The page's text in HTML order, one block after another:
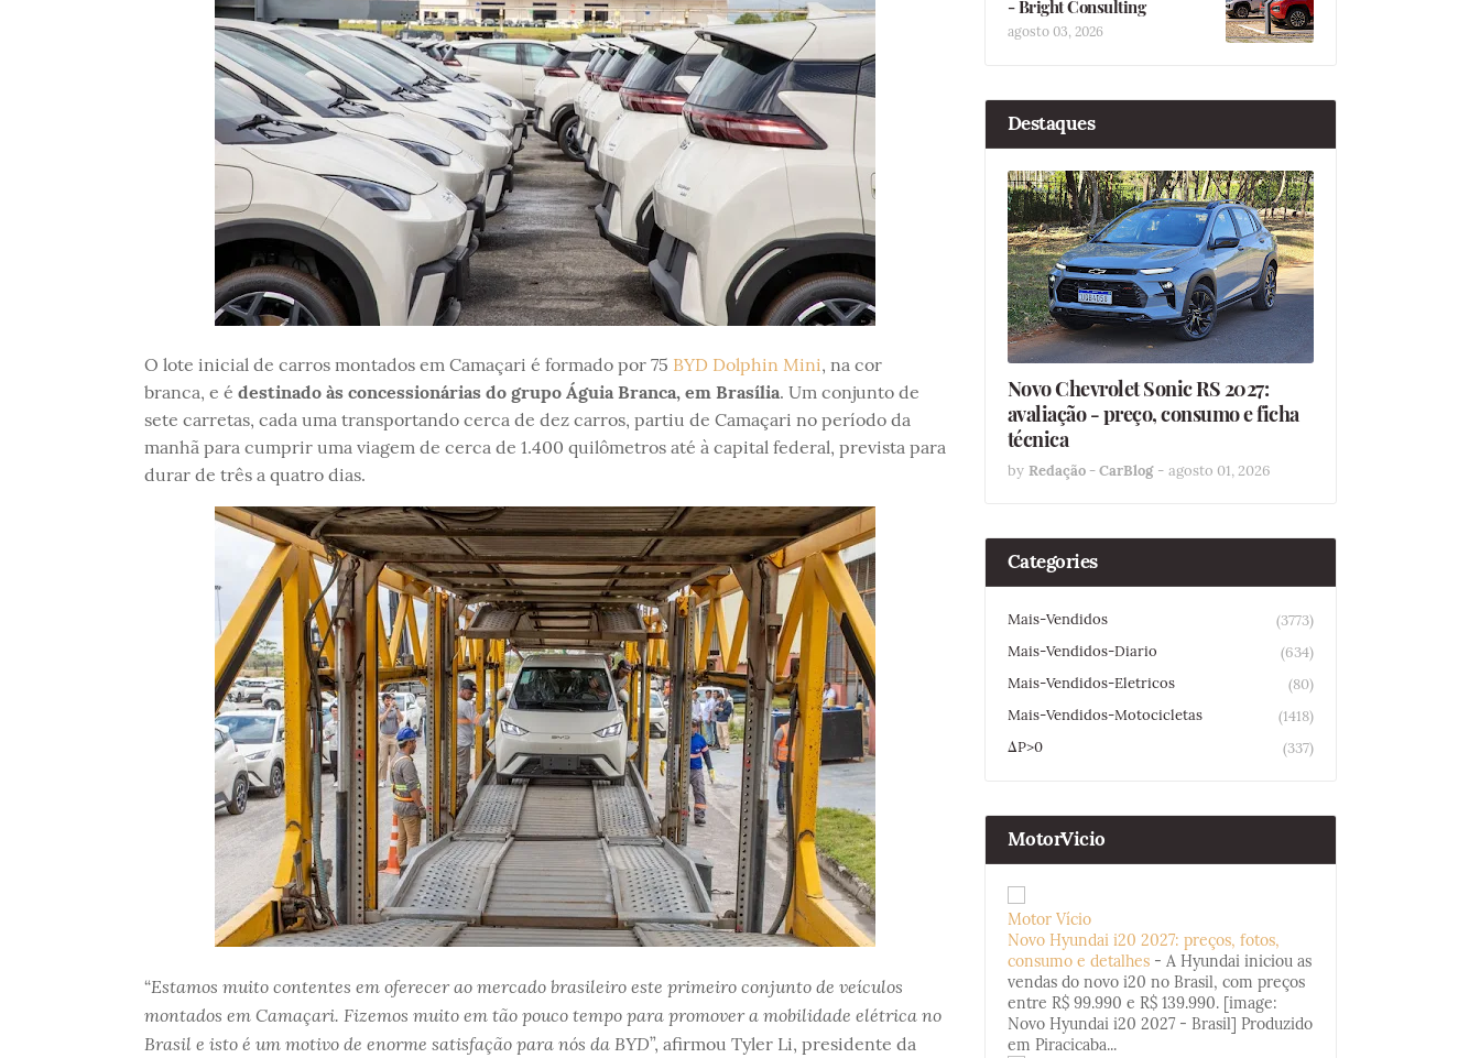
O lote inicial de carros montados em Camaçari é formado por 75 BYD Dolphin Mini, na cor
branca, e é destinado às concessionárias do grupo Águia Branca, em Brasília. Um conjunto de
sete carretas, cada uma transportando cerca de dez carros, partiu de Camaçari no período da
manhã para cumprir uma viagem de cerca de 1.400 quilômetros até à capital federal, prevista para
durar de três a quatro dias.
“Estamos muito contentes em oferecer ao mercado brasileiro este primeiro conjunto de veículos
montados em Camaçari. Fizemos muito em tão pouco tempo para promover a mobilidade elétrica no
Brasil e isto é um motivo de enorme satisfação para nós da BYD”, afirmou Tyler Li, presidente da
- Bright Consulting
agosto 03, 2026
Destaques
Novo Chevrolet Sonic RS 2027:
avaliação - preço, consumo e ficha
técnica
by Redação - CarBlog - agosto 01, 2026
Categories
Mais-Vendidos
(3773)
Mais-Vendidos-Diario
(634)
Mais-Vendidos-Eletricos
(80)
Mais-Vendidos-Motocicletas
(1418)
ΔP>0
(337)
MotorVicio
Motor Vício
Novo Hyundai i20 2027: preços, fotos,
consumo e detalhes - A Hyundai iniciou as
vendas do novo i20 no Brasil, com preços
entre R$ 99.990 e R$ 139.990. [image:
Novo Hyundai i20 2027 - Brasil] Produzido
em Piracicaba...